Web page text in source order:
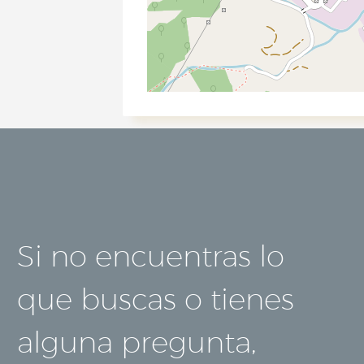
Si no encuentras lo
que buscas o tienes
alguna pregunta,